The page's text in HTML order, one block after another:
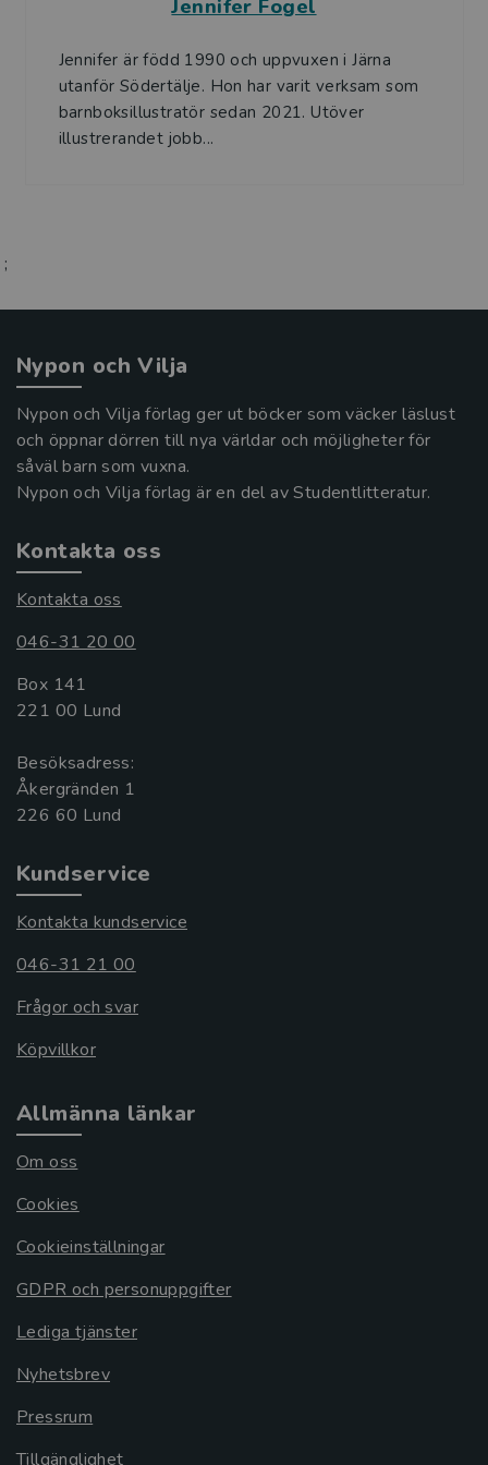
Jennifer Fogel
Jennifer är född 1990 och uppvuxen i Järna
utanför Södertälje. Hon har varit verksam som
barnboksillustratör sedan 2021. Utöver
illustrerandet jobb...
;
Nypon och Vilja
Nypon och Vilja förlag ger ut böcker som väcker läslust
och öppnar dörren till nya världar och möjligheter för
såväl barn som vuxna.
Nypon och Vilja förlag är en del av Studentlitteratur.
Kontakta oss
Kontakta oss
046-31 20 00
Box 141
221 00 Lund
Besöksadress:
Åkergränden 1
Kundservice
Kontakta kundservice
046-31 21 00
Frågor och svar
Köpvillkor
Allmänna länkar
Om oss
Cookies
Cookieinställningar
GDPR och personuppgifter
Lediga tjänster
Nyhetsbrev
Pressrum
Tillgänglighet